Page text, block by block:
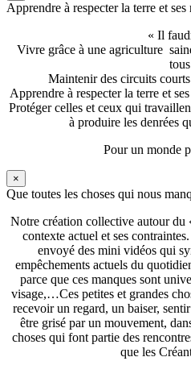
Apprendre à respecter la terre et
« Il
Vivre grâce à une agriculture
tous
Maintenir des circuits
Apprendre à respecter la terre et
Protéger celles et ceux qui
à produire les denrées
Pour un monde
×
Que toutes les choses qui nous
Notre création collective autour du
contexte actuel et ses
envoyé des mini vidéos qui
empêchements actuels du
parce que ces manques sont
visage,…Ces petites et grandes
recevoir un regard, un baiser,
être grisé par un mouvement,
choses qui font partie des
que les